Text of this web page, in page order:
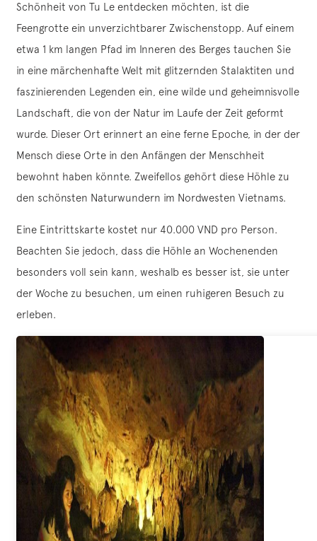
Schönheit von Tu Le entdecken möchten, ist die
Feengrotte ein unverzichtbarer Zwischenstopp. Auf einem
etwa 1 km langen Pfad im Inneren des Berges tauchen Sie
in eine märchenhafte Welt mit glitzernden Stalaktiten und
faszinierenden Legenden ein, eine wilde und geheimnisvolle
Landschaft, die von der Natur im Laufe der Zeit geformt
wurde. Dieser Ort erinnert an eine ferne Epoche, in der der
Mensch diese Orte in den Anfängen der Menschheit
bewohnt haben könnte. Zweifellos gehört diese Höhle zu
den schönsten Naturwundern im Nordwesten Vietnams.
Eine Eintrittskarte kostet nur 40.000 VND pro Person.
Beachten Sie jedoch, dass die Höhle an Wochenenden
besonders voll sein kann, weshalb es besser ist, sie unter
der Woche zu besuchen, um einen ruhigeren Besuch zu
erleben.